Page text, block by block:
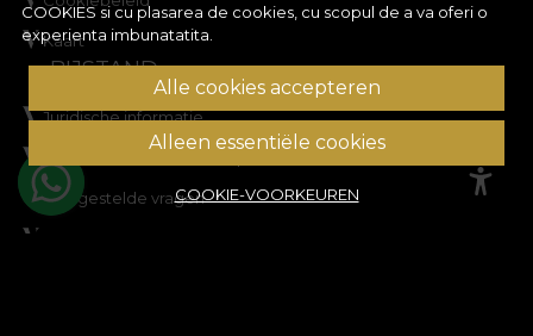
COOKIESsi cu plasarea de cookies, cu scopul de a va oferi o
experienta imbunatatita.
Alle cookies accepteren
Alleen essentiële cookies
COOKIE-VOORKEUREN
Kaart
BIJSTAND
Juridische informatie
Veelgestelde vragen